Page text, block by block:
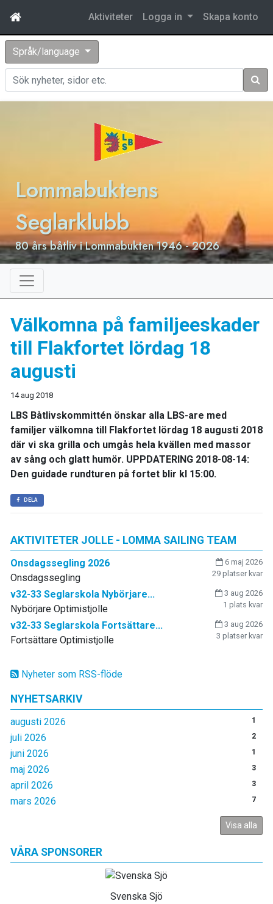
Aktiviteter Logga in Skapa konto
Språk/language
Sök
Lommabuktens
Seglarklubb
80 års båtliv i Lommabukten 1946 - 2026
Nyheter som RSS-flöde
NYHETSARKIV
augusti 2026 1
juli 2026 2
juni 2026 1
maj 2026 3
april 2026 3
mars 2026 7
Visa alla
Välkomna på familjeeskader
till Flakfortet lördag 18
augusti
14 aug 2018
LBS Båtlivskommittén önskar alla LBS-are med
familjer välkomna till Flakfortet lördag 18 augusti 2018
där vi ska grilla och umgås hela kvällen med massor
av sång och glatt humör. UPPDATERING 2018-08-14:
Den guidade rundturen på fortet blir kl 15:00.
DELA
AKTIVITETER JOLLE - LOMMA SAILING TEAM
Onsdagssegling 2026
6 maj 2026
29 platser kvar
Onsdagssegling
v32-33 Seglarskola Nybörjare...
3 aug 2026
1 plats kvar
Nybörjare Optimistjolle
v32-33 Seglarskola Fortsättare...
3 aug 2026
3 platser kvar
Fortsättare Optimistjolle
VÅRA SPONSORER
Svenska Sjö